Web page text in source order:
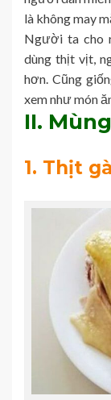
là không may
Người ta cho
dùng thịt vịt,
hơn. Cũng
xem như món
II.
1. Thịt gà